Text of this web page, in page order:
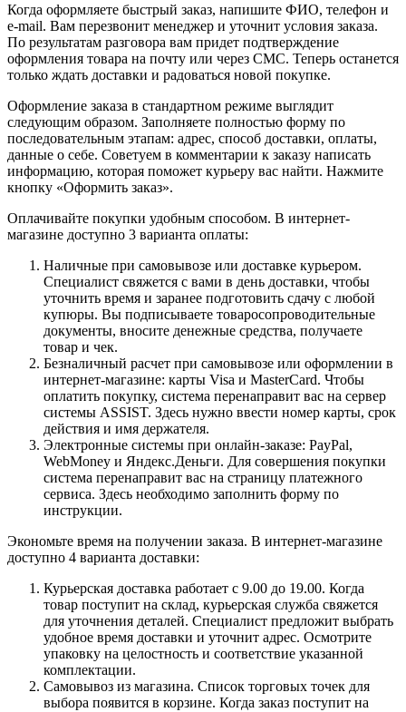
Когда оформляете быстрый заказ, напишите ФИО, телефон и
e-mail. Вам перезвонит менеджер и уточнит условия заказа.
По результатам разговора вам придет подтверждение
оформления товара на почту или через СМС. Теперь останется
только ждать доставки и радоваться новой покупке.
Оформление заказа в стандартном режиме выглядит
следующим образом. Заполняете полностью форму по
последовательным этапам: адрес, способ доставки, оплаты,
данные о себе. Советуем в комментарии к заказу написать
информацию, которая поможет курьеру вас найти. Нажмите
кнопку «Оформить заказ».
Оплачивайте покупки удобным способом. В интернет-
магазине доступно 3 варианта оплаты:
Наличные при самовывозе или доставке курьером.
Специалист свяжется с вами в день доставки, чтобы
уточнить время и заранее подготовить сдачу с любой
купюры. Вы подписываете товаросопроводительные
документы, вносите денежные средства, получаете
товар и чек.
Безналичный расчет при самовывозе или оформлении в
интернет-магазине: карты Visa и MasterCard. Чтобы
оплатить покупку, система перенаправит вас на сервер
системы ASSIST. Здесь нужно ввести номер карты, срок
действия и имя держателя.
Электронные системы при онлайн-заказе: PayPal,
WebMoney и Яндекс.Деньги. Для совершения покупки
система перенаправит вас на страницу платежного
сервиса. Здесь необходимо заполнить форму по
инструкции.
Экономьте время на получении заказа. В интернет-магазине
доступно 4 варианта доставки:
Курьерская доставка работает с 9.00 до 19.00. Когда
товар поступит на склад, курьерская служба свяжется
для уточнения деталей. Специалист предложит выбрать
удобное время доставки и уточнит адрес. Осмотрите
упаковку на целостность и соответствие указанной
комплектации.
Самовывоз из магазина. Список торговых точек для
выбора появится в корзине. Когда заказ поступит на